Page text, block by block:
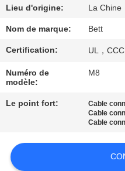
CONTRÔLE
DE
QUALITÉ
PLAN
DU
PRIVACY
Lieu d'origine: La Chine
Nom de marque: Bett
Certification: UL，
Numéro de
modèle:
M8
Le point fort: Cable
Cable
Cable